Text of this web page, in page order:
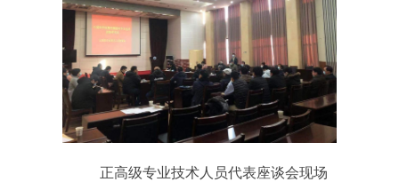
正高级专业技术人员代表座谈会现场